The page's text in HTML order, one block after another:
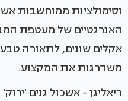
וסימולציות ממוחשבות
האנרגטיים של מעטפת
אקלים שונים, לתאורה
משדרגות את המקצוע.
ריאליגן - אשכול גנים